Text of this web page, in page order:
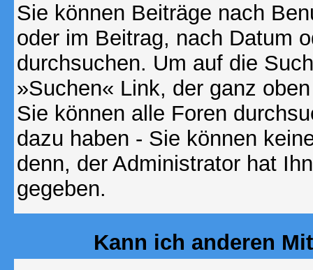
Sie können Beiträge nach
oder im Beitrag, nach Datum
durchsuchen. Um auf die
»Suchen« Link, der ganz
Sie können alle Foren
dazu haben - Sie können
denn, der Administrator hat
gegeben.
Kann ich anderen